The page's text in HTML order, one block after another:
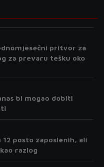
pritvor za
za prevaru tešku oko
bi mogao dobiti
posto zaposlenih, ali
razlog